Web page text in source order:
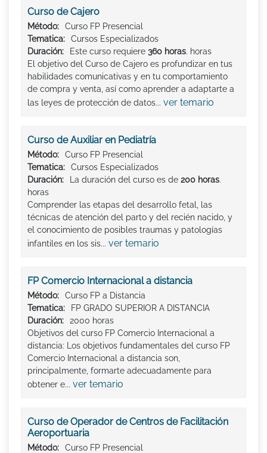
Curso de Cajero
Método:
Curso FP Presencial
Tematica:
Cursos Especializados
Duración:
Este curso requiere 360 horas. horas
El objetivo del Curso de Cajero es profundizar en tus
habilidades comunicativas y en tu comportamiento
de compra y venta, así como aprender a adaptarte a
las leyes de protección de datos... ver temario
Curso de Auxiliar en Pediatría
Método:
Curso FP Presencial
Tematica:
Cursos Especializados
Duración:
La duración del curso es de 200 horas.
horas
Comprender las etapas del desarrollo fetal, las
técnicas de atención del parto y del recién nacido, y
el conocimiento de posibles traumas y patologías
infantiles en los sis... ver temario
FP Comercio Internacional a distancia
Método:
Curso FP a Distancia
Tematica:
FP GRADO SUPERIOR A DISTANCIA
Duración:
2000 horas
Objetivos del curso FP Comercio Internacional a
distancia: Los objetivos fundamentales del curso FP
Comercio Internacional a distancia son,
principalmente, formarte adecuadamente para
obtener e... ver temario
Curso de Operador de Centros de Facilitación
Aeroportuaria
Método:
Curso FP Presencial